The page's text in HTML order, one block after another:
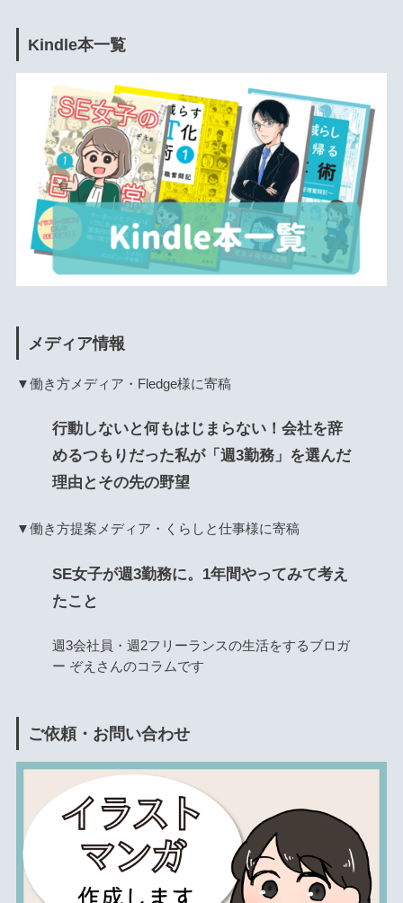
Kindle本一覧
メディア情報
▼働き方メディア・Fledge様に寄稿
行動しないと何もはじまらない！会社を辞
めるつもりだった私が「週3勤務」を選んだ
理由とその先の野望
▼働き方提案メディア・くらしと仕事様に寄稿
SE女子が週3勤務に。1年間やってみて考え
たこと
週3会社員・週2フリーランスの生活をするブロガ
ー ぞえさんのコラムです
ご依頼・お問い合わせ